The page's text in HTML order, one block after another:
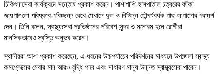
চিকিৎসাসেবা কার্যক্রমে সন্তোষ প্রকাশ করেন। পাশাপাশি হাসপাতাল চত্বরের ফাঁকা
জায়গাগুলো পরিষ্কার-পরিচ্ছন্ন রেখে সেখানে ফুল ও বিভিন্ন সৌন্দর্যবর্ধক গাছ লাগানোর পরামর্শ
দেন। তিনি বলেন, স্বাস্থ্যসেবা প্রতিষ্ঠানের পরিবেশ সুন্দর ও মনোরম হলে রোগীরা
মানসিকভাবেও স্বস্তি অনুভব করেন।
স্থানীয়রা আশা প্রকাশ করেছেন, এ ধরনের উচ্চপর্যায়ের পরিদর্শনের মাধ্যমে উপজেলা স্বাস্থ্য
কমপ্লেক্সের সেবার মান আরও বৃদ্ধি পাবে এবং সাধারণ মানুষ উন্নত স্বাস্থ্যসেবা পাবেন।